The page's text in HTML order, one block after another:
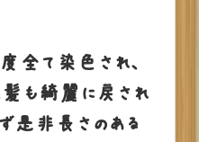
全て染色され、
髪も綺麗に戻され
是非長さのある